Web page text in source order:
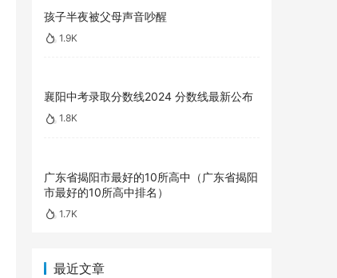
孩子半夜被父母声音吵醒
1.9K
襄阳中考录取分数线2024 分数线最新公布
1.8K
广东省揭阳市最好的10所高中（广东省揭阳
市最好的10所高中排名）
1.7K
最近文章